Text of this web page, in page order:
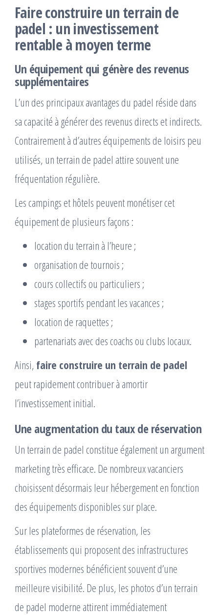
Faire construire un terrain de
padel : un investissement
rentable à moyen terme
Un équipement qui génère des revenus
supplémentaires
L’un des principaux avantages du padel réside dans
sa capacité à générer des revenus directs et indirects.
Contrairement à d’autres équipements de loisirs peu
utilisés, un terrain de padel attire souvent une
fréquentation régulière.
Les campings et hôtels peuvent monétiser cet
équipement de plusieurs façons :
location du terrain à l’heure ;
organisation de tournois ;
cours collectifs ou particuliers ;
stages sportifs pendant les vacances ;
location de raquettes ;
partenariats avec des coachs ou clubs locaux.
Ainsi, faire construire un terrain de padel
peut rapidement contribuer à amortir
l’investissement initial.
Une augmentation du taux de réservation
Un terrain de padel constitue également un argument
marketing très efficace. De nombreux vacanciers
choisissent désormais leur hébergement en fonction
des équipements disponibles sur place.
Sur les plateformes de réservation, les
établissements qui proposent des infrastructures
sportives modernes bénéficient souvent d’une
meilleure visibilité. De plus, les photos d’un terrain
de padel moderne attirent immédiatement